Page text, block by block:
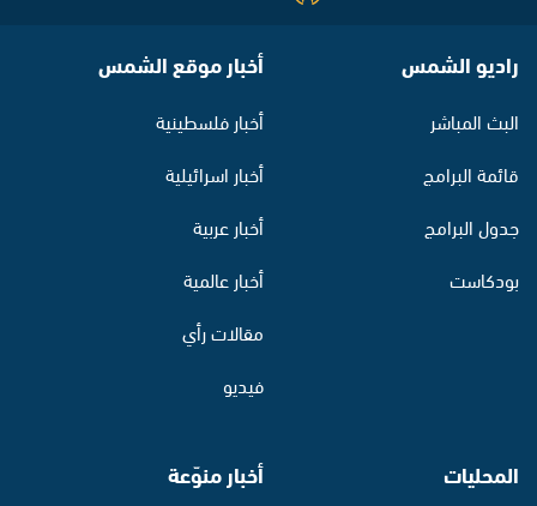
راديو الشمس
البث المباشر
قائمة البرامج
جدول البرامج
بودكاست
أخبار موقع الشمس
أخبار فلسطينية
أخبار اسرائيلية
أخبار عربية
أخبار عالمية
مقالات رأي
فيديو
المحليات أخبار منوّعة